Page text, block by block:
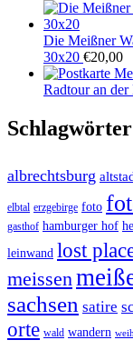
Die Meißner
30x20 €20,00
Radtour an der
Schlagwörter
albrechtsburg
elbtal erzgebirge foto
gasthof hamburger hof
leinwand lost
meissen
sachsen satire
orte wald wandern